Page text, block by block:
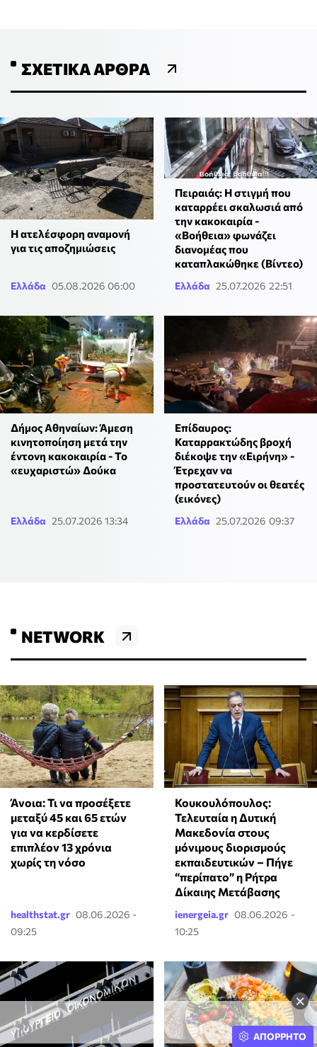
×
ΣΧΕΤΙΚΆ ΆΡΘΡΑ
Η ατελέσφορη αναμονή
για τις αποζημιώσεις
Ελλάδα 05.08.2026 06:00
Πειραιάς: Η στιγμή που
καταρρέει σκαλωσιά από
την κακοκαιρία -
«Βοήθεια» φωνάζει
διανομέας που
καταπλακώθηκε (Βίντεο)
Ελλάδα 25.07.2026 22:51
Δήμος Αθηναίων: Άμεση
κινητοποίηση μετά την
έντονη κακοκαιρία - Το
«ευχαριστώ» Δούκα
Ελλάδα 25.07.2026 13:34
Επίδαυρος:
Καταρρακτώδης βροχή
διέκοψε την «Ειρήνη» -
Έτρεχαν να
προστατευτούν οι θεατές
(εικόνες)
Ελλάδα 25.07.2026 09:37
NETWORK
Άνοια: Τι να προσέξετε
μεταξύ 45 και 65 ετών
για να κερδίσετε
επιπλέον 13 χρόνια
χωρίς τη νόσο
healthstat.gr 08.06.2026 -
09:25
Κουκουλόπουλος:
Τελευταία η Δυτική
Μακεδονία στους
μόνιμους διορισμούς
εκπαιδευτικών – Πήγε
“περίπατο” η Ρήτρα
Δίκαιης Μετάβασης
ienergeia.gr 08.06.2026 -
10:25
ΑΠΟΡΡΗΤΟ